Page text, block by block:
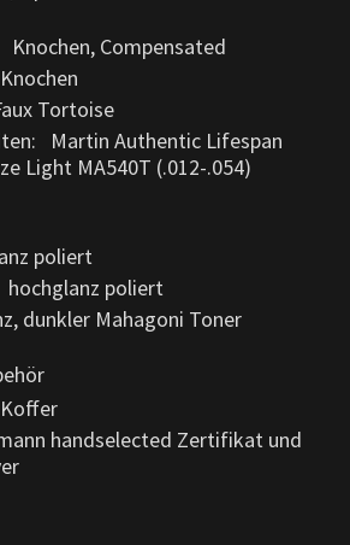
Compensated
Tortoise
Martin Authentic Lifespan
Light MA540T (.012-.054)
poliert
poliert
dunkler Mahagoni Toner
handselected Zertifikat und